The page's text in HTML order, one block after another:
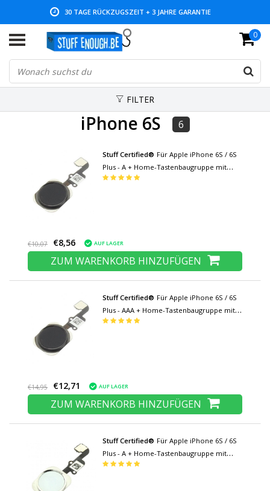
30 TAGE RÜCKZUGSZEIT + 3 JAHRE GARANTIE
NIEDRIGE PREISE UND GROSSE AUSWAHL 0
FILTER
iPhone 6S 6
Stuff Certified® Für Apple iPhone 6S / 6S
Plus - A + Home-Tastenbaugruppe mit
Flexkabel Schwarz
€10,07 €8,56 AUF LAGER
ZUM WARENKORB HINZUFÜGEN
Stuff Certified® Für Apple iPhone 6S / 6S
Plus - AAA + Home-Tastenbaugruppe mit
Flexkabel Schwarz
€14,95 €12,71 AUF LAGER
ZUM WARENKORB HINZUFÜGEN
Stuff Certified® Für Apple iPhone 6S / 6S
Plus - A + Home-Tastenbaugruppe mit
Flexkabel Weiß